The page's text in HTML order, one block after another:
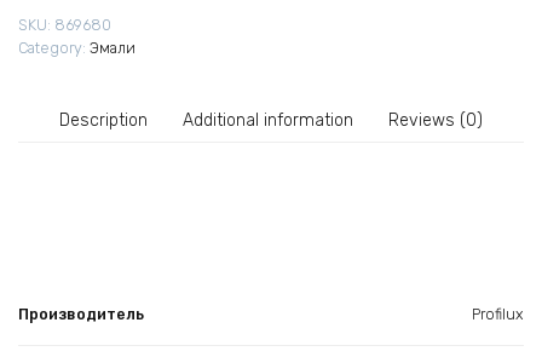
SKU: 869680
Category: Эмали
Description Additional information Reviews (0)
Производитель Profilux